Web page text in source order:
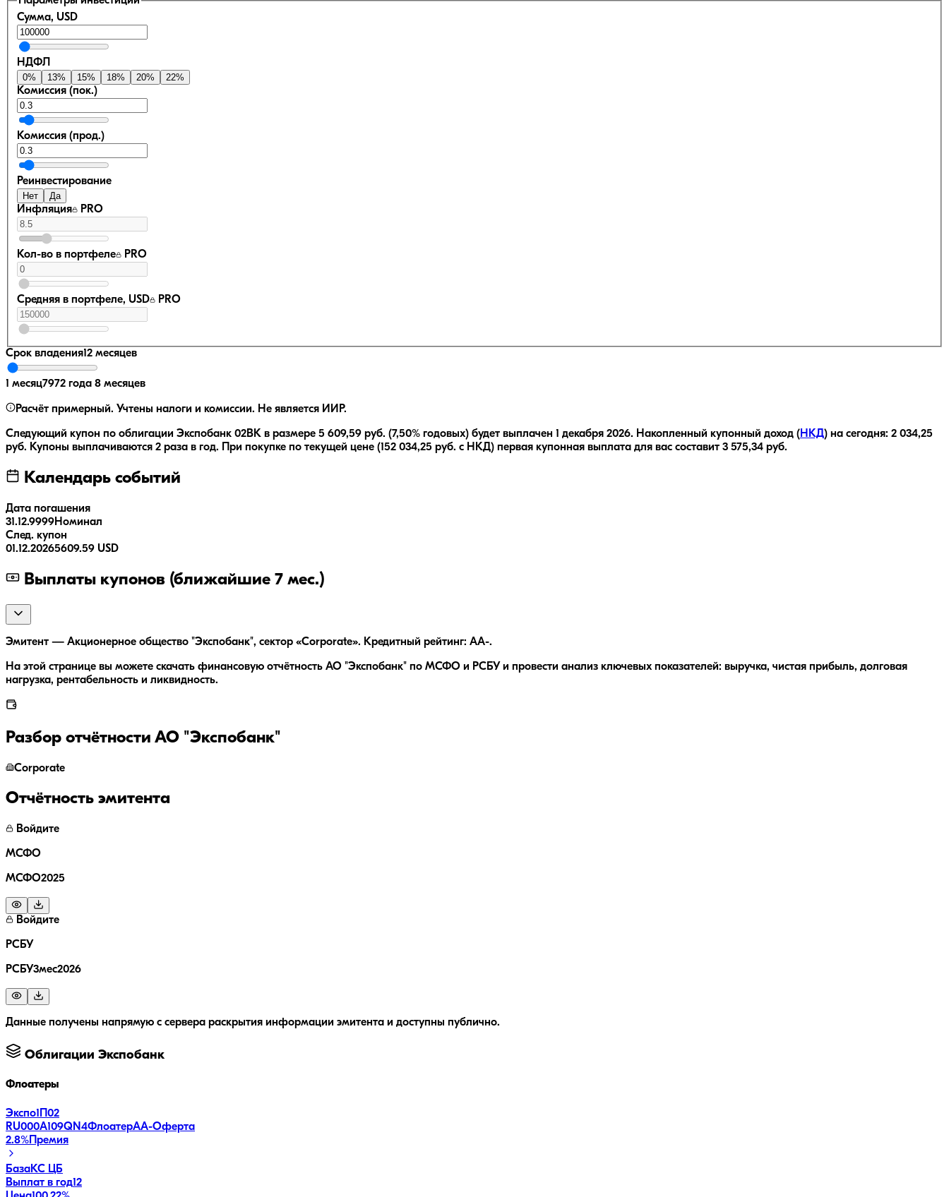
Сумма, USD
НДФЛ
0% 13% 15% 18% 20% 22%
Комиссия (пок.)
Комиссия (прод.)
Реинвестирование
Нет Да
Инфляция PRO
Кол-во в портфеле PRO
Средняя в портфеле, USD PRO
Срок владения12 месяцев
1 месяц7972 года 8 месяцев
Расчёт примерный. Учтены налоги и комиссии. Не является ИИР.
Следующий купон по облигации Экспобанк 02ВК в размере 5 609,59 руб. (7,50% годовых) будет выплачен 1 декабря 2026. Накопленный купонный доход ( НКД) на сегодня: 2 034,25
руб. Купоны выплачиваются 2 раза в год. При покупке по текущей цене (152 034,25 руб. с НКД) первая купонная выплата для вас составит 3 575,34 руб.
Календарь событий
Дата погашения
31.12.9999Номинал
След. купон
01.12.20265609.59 USD
Выплаты купонов (ближайшие 7 мес.)
Эмитент — Акционерное общество "Экспобанк", сектор «Corporate». Кредитный рейтинг: AA-.
На этой странице вы можете скачать финансовую отчётность АО "Экспобанк" по МСФО и РСБУ и провести анализ ключевых показателей: выручка, чистая прибыль, долговая
нагрузка, рентабельность и ликвидность.
Разбор отчётности АО "Экспобанк"
Corporate
Отчётность эмитента
Войдите
МСФО
МСФО2025
Войдите
РСБУ
РСБУ3мес2026
Данные получены напрямую с сервера раскрытия информации эмитента и доступны публично.
Облигации Экспобанк
Флоатеры
Экспо1П02
RU000A109QN4ФлоатерAA-Оферта
2.8%Премия
БазаКС ЦБ
Выплат в год12